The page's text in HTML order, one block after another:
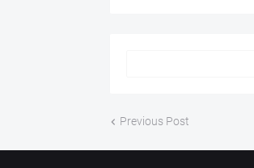
Previous Post